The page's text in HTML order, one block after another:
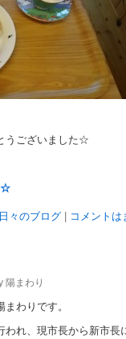
うございました☆
☆
日々のブログ| コメントは
陽まわり
わりです。
われ、現市長から新市長